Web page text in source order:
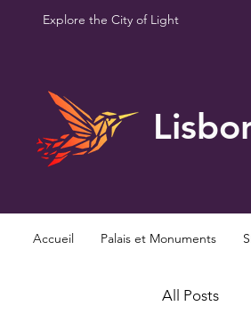
Explore the City of Light
Accueil Palais et Monuments
All Posts